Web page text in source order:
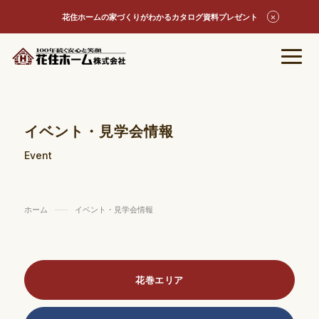
花住ホームの家づくりがわかるカタログ資料プレゼント
イベント・見学会情報
Event
ホーム イベント・見学会情報
花巻エリア